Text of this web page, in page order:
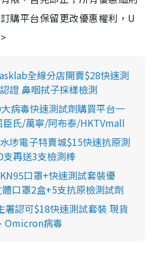
購平台保留更改優惠權利，U
全線分店開賣$28快速測
證 鼻咽拭子採樣檢測
大病毒快速測試劑購買平台一
臣氏/萬寧/阿布泰/HKTVmall
埗電子特賣城$15快速抗原測
再送3支檢測棒
口罩+快速測試套裝優
口罩2盒+5支抗原檢測試劑
署認可$18快速測試套裝 現貨
Omicron病毒